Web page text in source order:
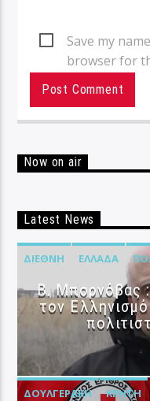
Save my
browser for
Now on air
Latest News
ΔΙΕΘΝΉ ΕΛΛΆΔΑ
B. Μπορνόβας
τον
ΔΟΥΛΓΕΡΆΚΗ ΚΡΉΤΗ